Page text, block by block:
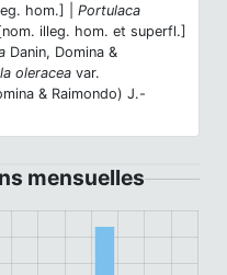
hom.] | Portulaca
illeg. hom. et superfl.]
Danin, Domina &
oleracea var.
& Raimondo) J.-
mensuelles